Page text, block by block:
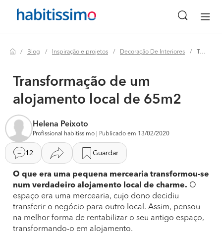
Blog Inspiração e projetos Decoração De Interiores Transformação de um alojamento local de 65m2
Transformação de um
alojamento local de 65m2
Helena Peixoto
Profissional habitissimo | Publicado em 13/02/2020
12 Guardar
O que era uma pequena mercearia transformou-se
num verdadeiro alojamento local de charme. O
espaço era uma mercearia, cujo dono decidiu
transferir o negócio para outro local. Assim, pensou
na melhor forma de rentabilizar o seu antigo espaço,
transformando-o em alojamento.